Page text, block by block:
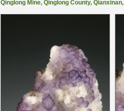
Qinglong Mine, Qinglong County, Qianxinan,